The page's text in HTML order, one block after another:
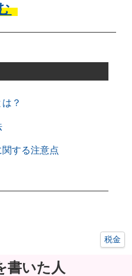
？
する注意点
税金
書いた人